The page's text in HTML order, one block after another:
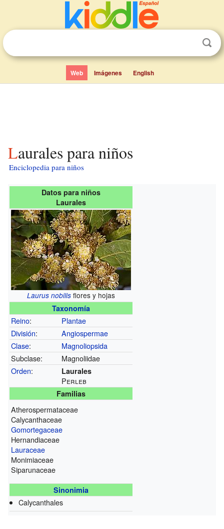
Web Imágenes English
Laurales para niños
Enciclopedia para niños
Datos para niños
Laurales
Laurus nobilis flores y hojas
Taxonomía
Reino:
Plantae
División:
Angiospermae
Clase:
Magnoliopsida
Subclase:
Magnoliidae
Orden: Laurales
Perleb
Familias
Atherospermataceae
Calycanthaceae
Gomortegaceae
Hernandiaceae
Lauraceae
Monimiaceae
Siparunaceae
Sinonimia
Calycanthales